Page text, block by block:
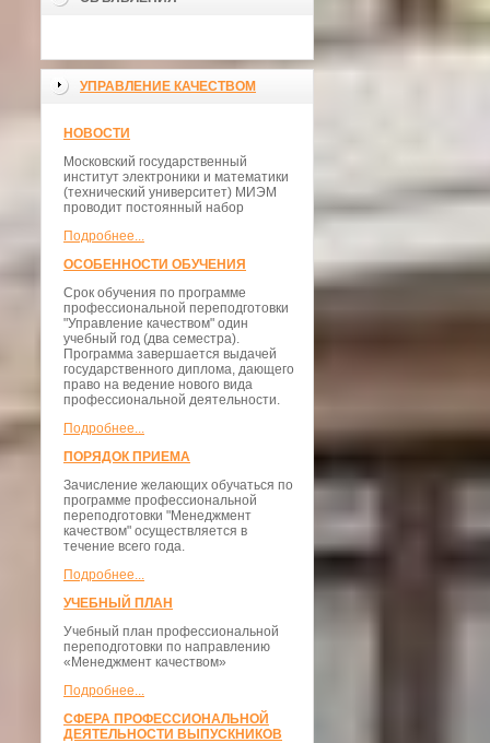
УПРАВЛЕНИЕ КАЧЕСТВОМ
НОВОСТИ
Московский государственный
институт электроники и математики
(технический университет) МИЭМ
проводит постоянный набор
Подробнее...
ОСОБЕННОСТИ ОБУЧЕНИЯ
Срок обучения по программе
профессиональной переподготовки
"Управление качеством" один
учебный год (два семестра).
Программа завершается выдачей
государственного диплома, дающего
право на ведение нового вида
профессиональной деятельности.
Подробнее...
ПОРЯДОК ПРИЕМА
Зачисление желающих обучаться по
программе профессиональной
переподготовки "Менеджмент
качеством" осуществляется в
течение всего года.
Подробнее...
УЧЕБНЫЙ ПЛАН
Учебный план профессиональной
переподготовки по направлению
«Менеджмент качеством»
Подробнее...
СФЕРА ПРОФЕССИОНАЛЬНОЙ
ДЕЯТЕЛЬНОСТИ ВЫПУСКНИКОВ